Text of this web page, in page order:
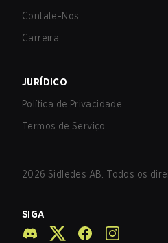
Contate-Nos
Carreira
JURÍDICO
Política de Privacidade
Termos de Serviço
2026 Sidledes AB. Todos os
SIGA